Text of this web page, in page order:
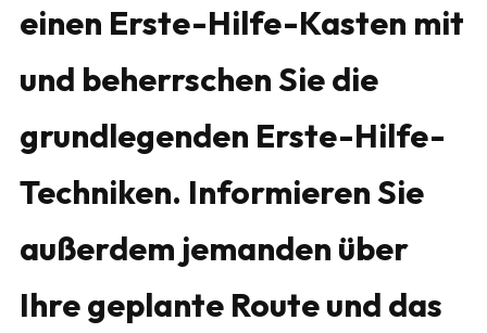
einen Erste-Hilfe-Kasten mit
und beherrschen Sie die
grundlegenden Erste-Hilfe-
Techniken. Informieren Sie
außerdem jemanden über
Ihre geplante Route und das